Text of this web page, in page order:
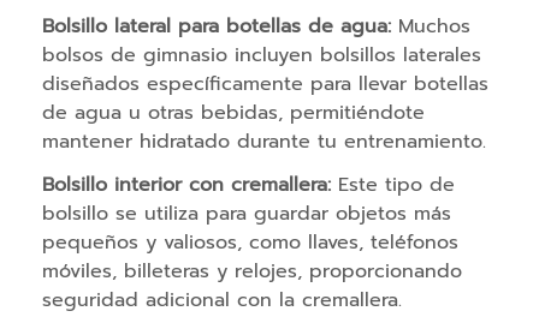
vBolsillo lateral para botellas de agua: Muchos
bolsos de gimnasio incluyen bolsillos laterales
diseñados específicamente para llevar botellas
de agua u otras bebidas, permitiéndote
mantener hidratado durante tu entrenamiento.
Bolsillo interior con cremallera: Este tipo de
bolsillo se utiliza para guardar objetos más
pequeños y valiosos, como llaves, teléfonos
móviles, billeteras y relojes, proporcionando
seguridad adicional con la cremallera.